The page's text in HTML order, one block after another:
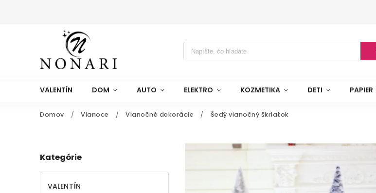
VALENTÍN DOM AUTO ELEKTRO KOZMETIKA DETI PAPIER
Domov / Vianoce / Vianočné dekorácie / Šedý vianočný škriatok
Kategórie
VALENTÍN